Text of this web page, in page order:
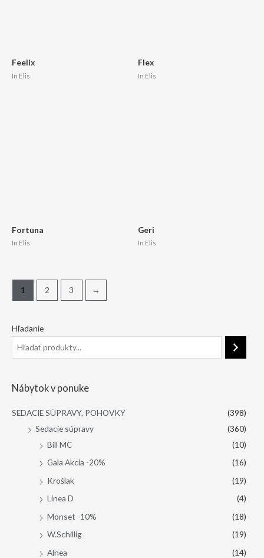
Hľadanie
Nábytok v ponuke
SEDACIE SÚPRAVY, POHOVKY
(398)
Sedacie súpravy
(360)
Bill MC
(10)
Gala Akcia -20%
(16)
Krošlak
(19)
Linea D
(4)
Monset -10%
(18)
W.Schillig
(19)
Alnea
(14)
Feelix
In Elis
Flex
In Elis
Fortuna
In Elis
Geri
In Elis
1 2 3 →